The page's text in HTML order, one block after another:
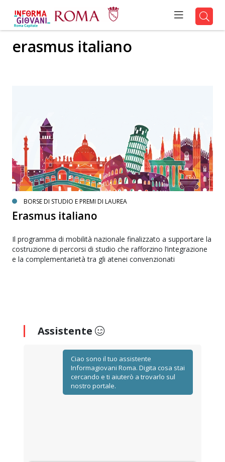
erasmus italiano
BORSE DI STUDIO E PREMI DI LAUREA
Erasmus italiano
Il programma di mobilità nazionale finalizzato a supportare la
costruzione di percorsi di studio che rafforzino l’integrazione
e la complementarietà tra gli atenei convenzionati
Assistente
Ciao sono il tuo assistente
Informagiovani Roma. Digita cosa stai
cercando e ti aiuterò a trovarlo sul
nostro portale.